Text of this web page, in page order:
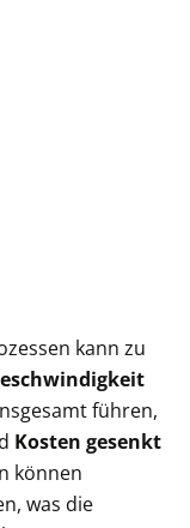
kann zu
führen,
Kosten gesenkt
können
was die